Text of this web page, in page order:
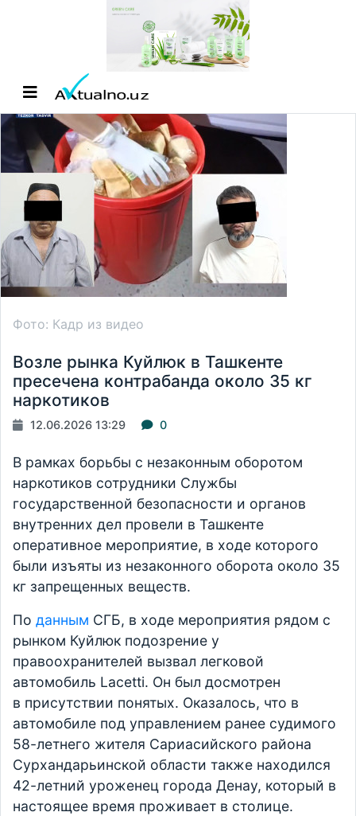
Фото: Кадр из видео
Возле рынка Куйлюк в Ташкенте
пресечена контрабанда около 35 кг
наркотиков
12.06.2026 13:29 0
В рамках борьбы с незаконным оборотом
наркотиков сотрудники Службы
государственной безопасности и органов
внутренних дел провели в Ташкенте
оперативное мероприятие, в ходе которого
были изъяты из незаконного оборота около 35
кг запрещенных веществ.
По данным СГБ, в ходе мероприятия рядом с
рынком Куйлюк подозрение у
правоохранителей вызвал легковой
автомобиль Lacetti. Он был досмотрен
в присутствии понятых. Оказалось, что в
автомобиле под управлением ранее судимого
58-летнего жителя Сариасийского района
Сурхандарьинской области также находился
42-летний уроженец города Денау, который в
настоящее время проживает в столице.